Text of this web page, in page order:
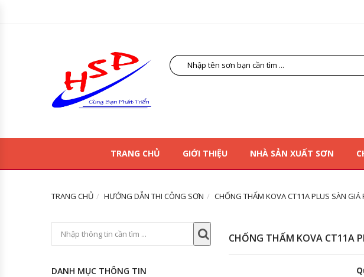
TRANG CHỦ GIỚI THIỆU NHÀ SẢN XUẤT SƠN
TRANG CHỦ HƯỚNG DẪN THI CÔNG SƠN CHỐNG THẤM KOVA CT11A PLUS SÀN GIÁ
CHỐNG THẤM KOVA CT11A
DANH MỤC THÔNG TIN